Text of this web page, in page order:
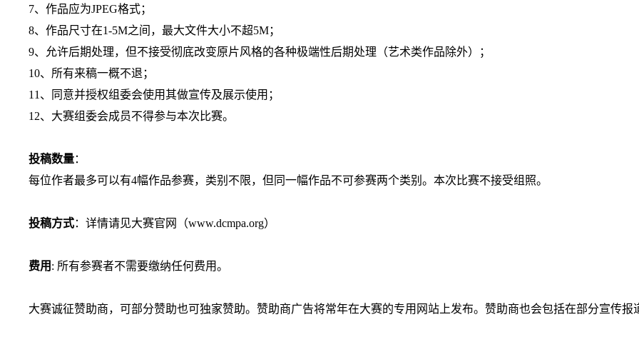
7、作品应为JPEG格式；
8、作品尺寸在1-5M之间，最大文件大小不超5M；
9、允许后期处理，但不接受彻底改变原片风格的各种极端性后期处理（艺术类作品除外）；
10、所有来稿一概不退；
11 、同意并授权组委会使用其做宣传及展示使用；
12、大赛组委会成员不得参与本次比赛。
投稿数量：
每位作者最多可以有4幅作品参赛，类别不限，但同一幅作品不可参赛两个类别。本次比赛不接受组照。
投稿方式：详情请见大赛官网（www.dcmpa.org）
费用 : 所有参赛者不需要缴纳任何费用。
大赛诚征赞助商，可部分赞助也可独家赞助。赞助商广告将常年在大赛的专用网站上发布。赞助商也会包括在部分宣传